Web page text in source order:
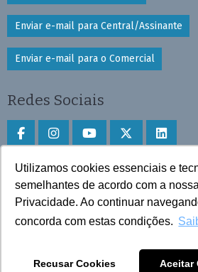
Utilizamos cookies essenciais e
semelhantes de acordo com a
Privacidade. Ao continuar
concorda com estas condições.
Recusar Cookies Aceitar
Enviar e-mail para Central/Assinante
Enviar e-mail para o Comercial
Redes Sociais
Faça download do aplicativo
Play Store e App Store
Todos os direitos reservados ©